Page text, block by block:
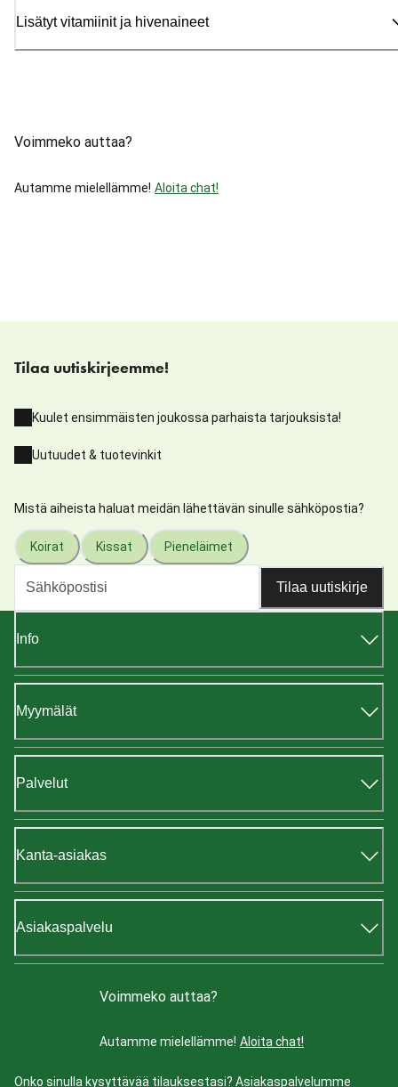
Lisätyt vitamiinit ja hivenaineet
Voimmeko auttaa?
Autamme mielellämme! Aloita chat!
Tilaa uutiskirjeemme!
Kuulet ensimmäisten joukossa parhaista tarjouksista!
Uutuudet & tuotevinkit
Mistä aiheista haluat meidän lähettävän sinulle sähköpostia?
Koirat Kissat Pieneläimet
Tilaa uutiskirje
Info
Myymälät
Palvelut
Kanta-asiakas
Asiakaspalvelu
Voimmeko auttaa?
Autamme mielellämme! Aloita chat!
Onko sinulla kysyttävää tilauksestasi? Asiakaspalvelumme